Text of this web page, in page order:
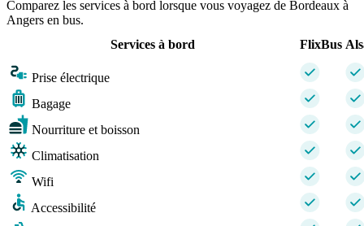
Comparez les services à bord lorsque vous voyagez de Bordeaux à
Angers en bus.
Services à bord
FlixBus
Prise électrique
Bagage
Nourriture et boisson
Climatisation
Wifi
Accessibilité